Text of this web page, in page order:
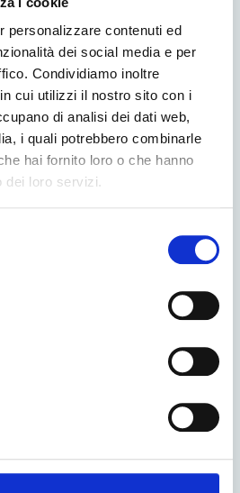
personalizzare contenuti ed
dei social media e per
Condividiamo inoltre
cui utilizzi il nostro sito con i
di analisi dei dati web,
i quali potrebbero combinarle
hai fornito loro o che hanno
dei loro servizi.
Ordini
Ordini